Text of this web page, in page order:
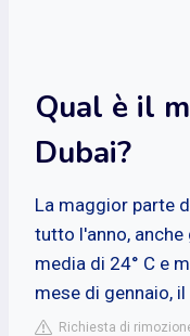
Qual è il
Dubai?
La maggior parte
tutto l'anno, anche
media di 24° C e
mese di gennaio,
Richiesta di